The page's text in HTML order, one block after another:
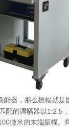
能器，那么振幅就是
配的调幅器以1:2.5
微米的末端振幅。